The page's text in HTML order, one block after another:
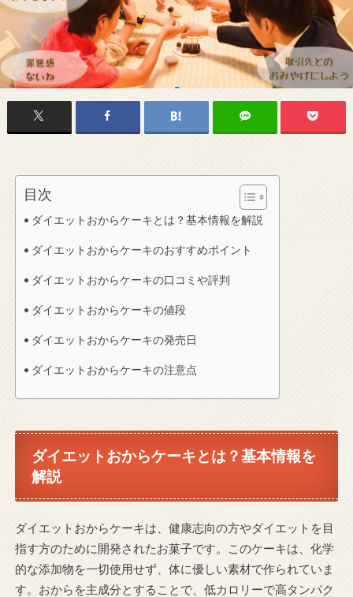
目次
ダイエットおからケーキとは？基本情報を解説
ダイエットおからケーキのおすすめポイント
ダイエットおからケーキの口コミや評判
ダイエットおからケーキの値段
ダイエットおからケーキの発売日
ダイエットおからケーキの注意点
ダイエットおからケーキとは？基本情報を
解説
ダイエットおからケーキは、健康志向の方やダイエットを目
指す方のために開発されたお菓子です。このケーキは、化学
的な添加物を一切使用せず、体に優しい素材で作られていま
す。おからを主成分とすることで、低カロリーで高タンパク